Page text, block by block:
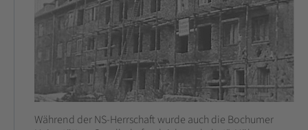
Während der NS-Herrschaft wurde auch die Bochumer